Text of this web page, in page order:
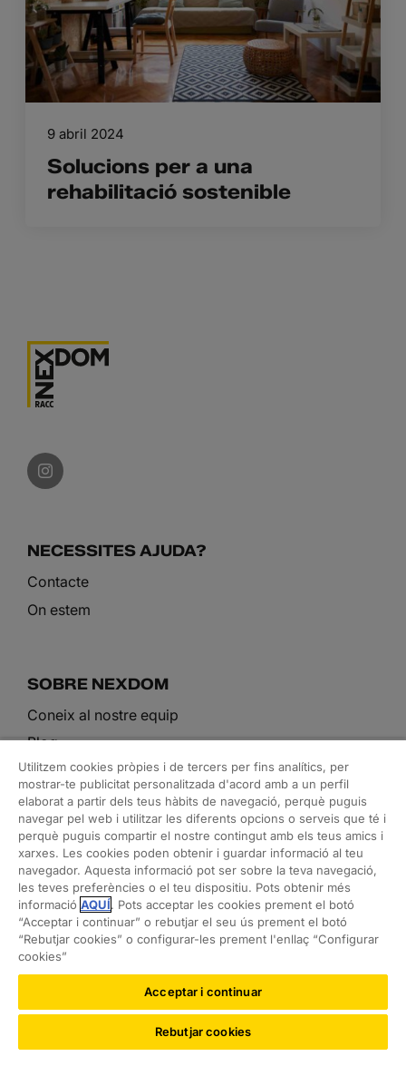
Solucions per a una
rehabilitació sostenible
9 abril 2024
NECESSITES AJUDA?
Contacte
On estem
SOBRE NEXDOM
Coneix al nostre equip
Blog
ELS NOSTRES SERVEIS
Arquitectura i rehabilitació
Interiorisme i decoració
Ordre a la llar
Feng shui
Assessorament tècnic i immobiliari
Utilitzem cookies pròpies i de tercers per fins analítics, per
mostrar-te publicitat personalitzada d'acord amb a un perfil
elaborat a partir dels teus hàbits de navegació, perquè puguis
navegar pel web i utilitzar les diferents opcions o serveis que té i
perquè puguis compartir el nostre contingut amb els teus amics i
xarxes. Les cookies poden obtenir i guardar informació al teu
navegador. Aquesta informació pot ser sobre la teva navegació,
les teves preferències o el teu dispositiu. Pots obtenir més
informació AQUÍ. Pots acceptar les cookies prement el botó
“Acceptar i continuar” o rebutjar el seu ús prement el botó
“Rebutjar cookies” o configurar-les prement l'enllaç “Configurar
cookies”
Acceptar i continuar
Rebutjar cookies